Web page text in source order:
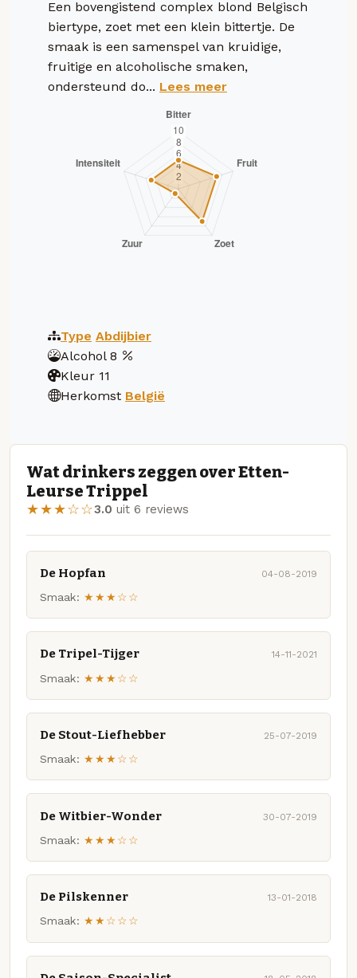
Een bovengistend complex blond Belgisch
biertype, zoet met een klein bittertje. De
smaak is een samenspel van kruidige,
fruitige en alcoholische smaken,
ondersteund do... Lees meer
Type Abdijbier
Alcohol 8
Kleur 11
Herkomst België
Wat drinkers zeggen over Etten-
Leurse Trippel
★★★☆☆3.0 uit 6 reviews
De Hopfan 04-08-2019
Smaak: ★★★☆☆
De Tripel-Tijger 14-11-2021
Smaak: ★★★☆☆
De Stout-Liefhebber 25-07-2019
Smaak: ★★★☆☆
De Witbier-Wonder 30-07-2019
Smaak: ★★★☆☆
De Pilskenner 13-01-2018
Smaak: ★★☆☆☆